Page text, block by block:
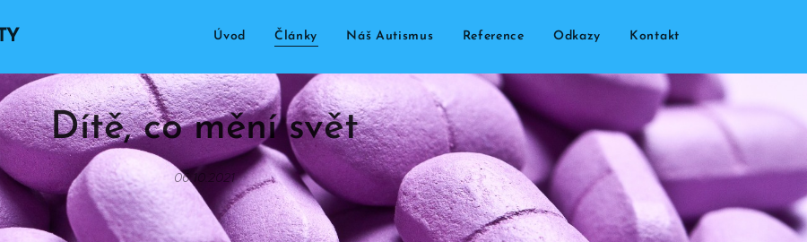
Úvod Články Náš Autismus Reference Odkazy Kontakt
Dítě, co mění svět
06.10.2021